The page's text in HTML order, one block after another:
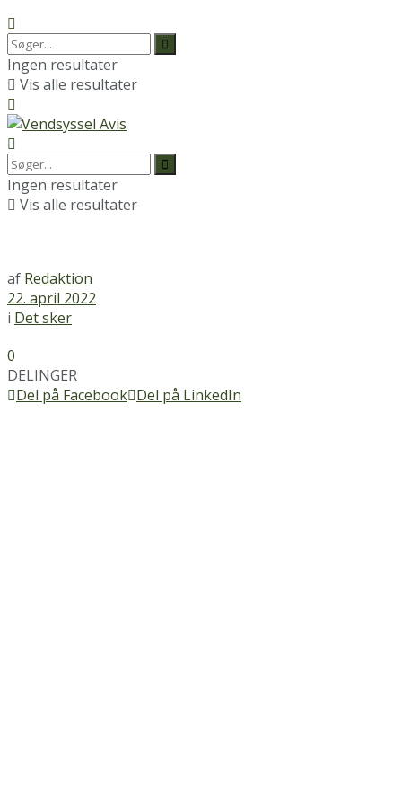
Ingen resultater
Vis alle resultater
Ingen resultater
Vis alle resultater
af Redaktion
22. april 2022
i Det sker
0
DELINGER
Del på Facebook Del på LinkedIn